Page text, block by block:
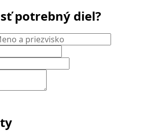
potrebný diel?